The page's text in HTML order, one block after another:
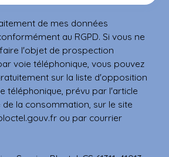
de mes données
au RGPD. Si vous ne
l'objet de prospection
voie téléphonique, vous pouvez
sur la liste d'opposition
téléphonique, prévu par l'article
de la consommation, sur le site
ou par courrier